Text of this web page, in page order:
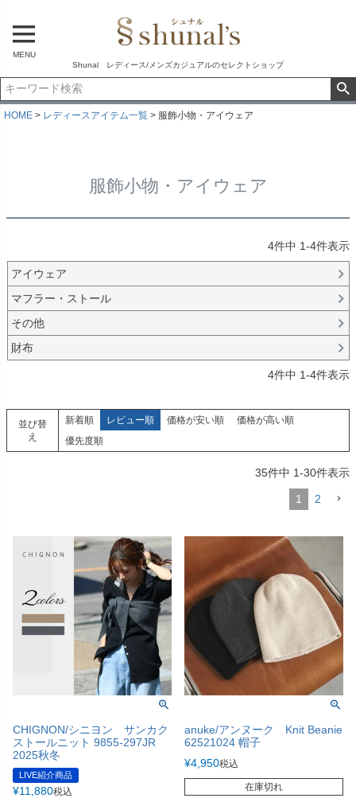
MENU
Shunal レディース/メンズカジュアルのセレクトショップ
HOME レディースアイテム一覧 服飾小物・アイウェア
服飾小物・アイウェア
4件中 1-4件表示
アイウェア
マフラー・ストール
その他
財布
4件中 1-4件表示
並び替
え
新着順 レビュー順 価格が安い順
価格が高い順
優先度順
35件中 1-30件表示
1 2
CHIGNON/シニヨン サンカク
ストールニット 9855-297JR
2025秋冬
LIVE紹介商品
¥11,880税込
anuke/アンヌーク Knit Beanie
62521024 帽子
¥4,950税込
在庫切れ